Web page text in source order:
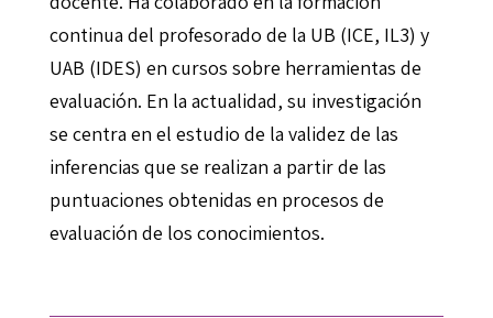
continua del profesorado de la UB (ICE, IL3) y
UAB (IDES) en cursos sobre herramientas de
evaluación. En la actualidad, su investigación
se centra en el estudio de la validez de las
inferencias que se realizan a partir de las
puntuaciones obtenidas en procesos de
evaluación de los conocimientos.